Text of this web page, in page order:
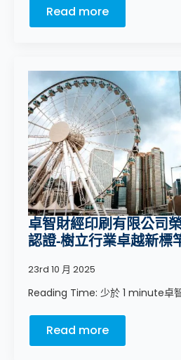
Read more
卓智財經印刷有限公司
認證-樹立行業卓越新標
23rd 10 月 2025
Reading Time: 少於 1 minute卓
Read more